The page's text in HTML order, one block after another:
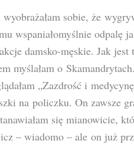
sobie, że
wspaniałomyślnie odpalę
damsko-męskie. Jak
myślałam o
„Zazdrość i
na policzku. On zawsze
się mianowicie,
– wiadomo – ale on już